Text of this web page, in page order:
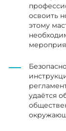
освоить
этому
удаётся